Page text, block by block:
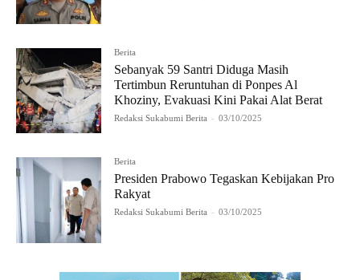
Berita
Sebanyak 59 Santri Diduga Masih
Tertimbun Reruntuhan di Ponpes Al
Khoziny, Evakuasi Kini Pakai Alat Berat
Redaksi Sukabumi Berita - 03/10/2025
Berita
Presiden Prabowo Tegaskan Kebijakan Pro
Rakyat
Redaksi Sukabumi Berita - 03/10/2025